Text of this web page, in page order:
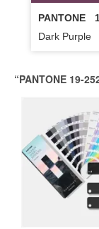
PANTONE
Dark Purple
“PANTONE 19-